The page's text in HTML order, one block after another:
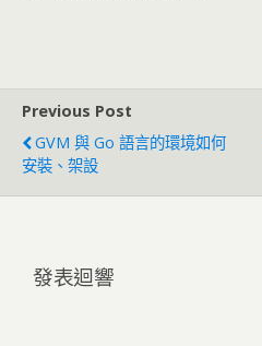
Previous Post
GVM 與 Go 語言的環境如何
安裝、架設
發表迴響